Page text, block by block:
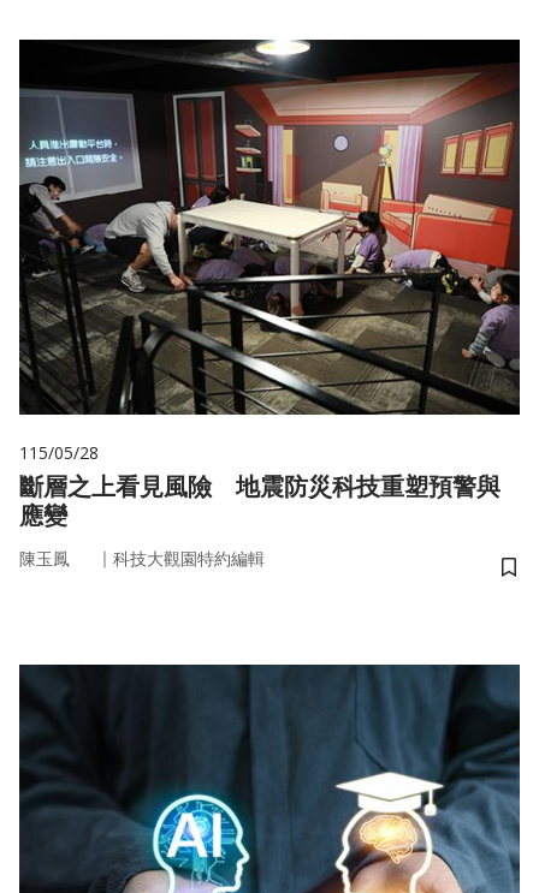
115/05/28
斷層之上看見風險 地震防災科技重塑預警與
應變
陳玉鳳 ｜ 科技大觀園特約編輯
儲